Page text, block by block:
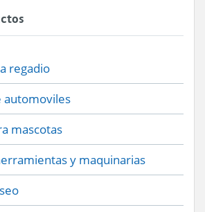
regadio
automoviles
mascotas
y maquinarias